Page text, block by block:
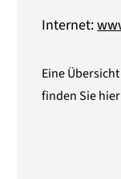
Internet:
Eine
finden Sie